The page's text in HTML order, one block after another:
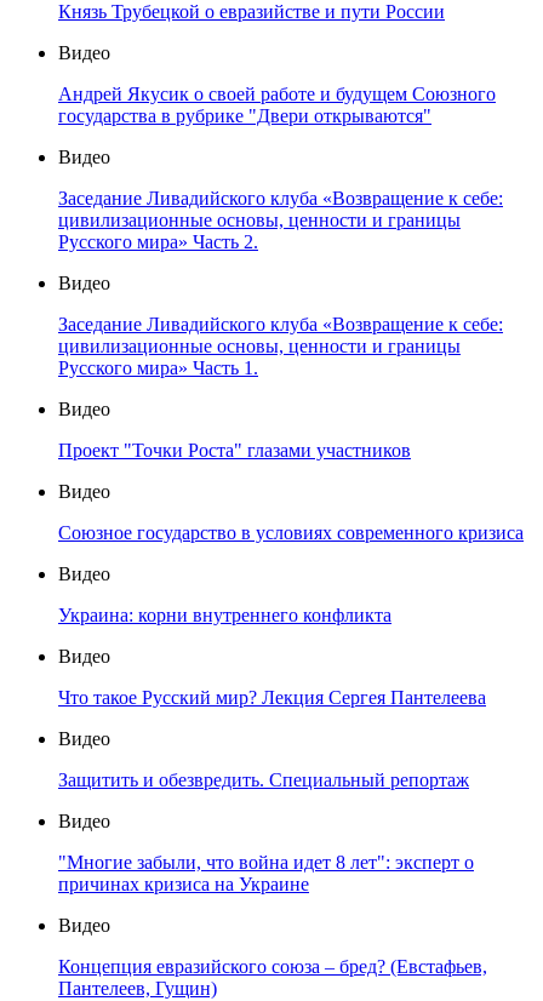
Князь Трубецкой о евразийстве и пути России
Видео
Андрей Якусик о своей работе и будущем Союзного
государства в рубрике "Двери открываются"
Видео
Заседание Ливадийского клуба «Возвращение к себе:
цивилизационные основы, ценности и границы
Русского мира» Часть 2.
Видео
Заседание Ливадийского клуба «Возвращение к себе:
цивилизационные основы, ценности и границы
Русского мира» Часть 1.
Видео
Проект "Точки Роста" глазами участников
Видео
Союзное государство в условиях современного кризиса
Видео
Украина: корни внутреннего конфликта
Видео
Что такое Русский мир? Лекция Сергея Пантелеева
Видео
Защитить и обезвредить. Специальный репортаж
Видео
"Многие забыли, что война идет 8 лет": эксперт о
причинах кризиса на Украине
Видео
Концепция евразийского союза – бред? (Евстафьев,
Пантелеев, Гущин)